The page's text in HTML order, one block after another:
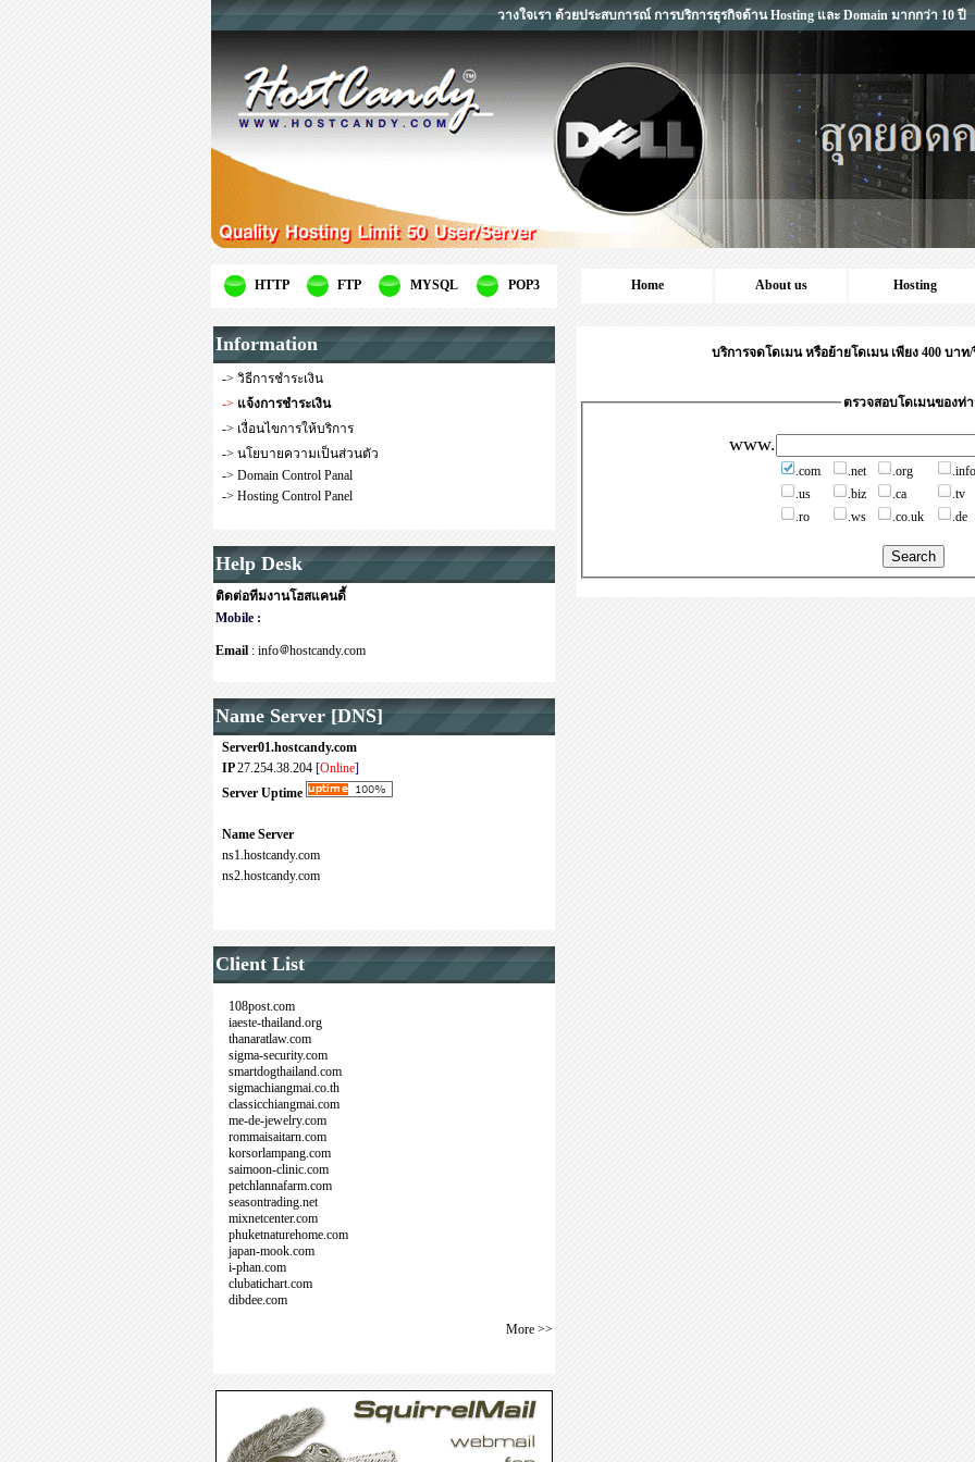
วางใจเรา ด้วยประสบการณ์ การบริการธุรกิจด้าน Hosting และ Domain มากกว่า 10 ปี
HTTP FTP MYSQL POP3 Home About us Hosting
Information
-> วิธีการชำระเงิน
-> แจ้งการชำระเงิน
-> เงื่อนไขการให้บริการ
-> นโยบายความเป็นส่วนตัว
-> Domain Control Panal
-> Hosting Control Panel
Help Desk
ติดต่อทีมงานโฮสแคนดี้
Mobile :
Email : info hostcandy.com
Name Server [DNS]
Server01.hostcandy.com
IP27.254.38.204 [Online]
Server Uptime
Name Server
ns1.hostcandy.com
ns2.hostcandy.com
Client List
108post.com
iaeste-thailand.org
thanaratlaw.com
sigma-security.com
smartdogthailand.com
sigmachiangmai.co.th
classicchiangmai.com
me-de-jewelry.com
rommaisaitarn.com
korsorlampang.com
saimoon-clinic.com
petchlannafarm.com
seasontrading.net
mixnetcenter.com
phuketnaturehome.com
japan-mook.com
i-phan.com
clubatichart.com
dibdee.com
More >>
บริการจดโดเมน หรือย้ายโดเมน เพียง 400 บาท
ตรวจสอบโดเมนของท่
www.
.com .net .org
.info
.us
.biz .ca
.tv
.ro
.ws .co.uk .de